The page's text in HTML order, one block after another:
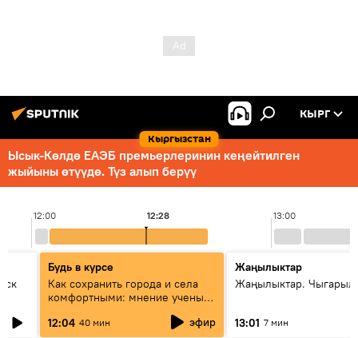
Кыргызстан
КЫРГ
Ысык-Көлдө ЕАЭБ премьерлеринин кеңейтилген
жыйыны өтүүдө. Түз алып берүү
12:00 13:00
12:28
Будь в курсе
Как сохранить города и села
комфортными: мнение ученых
12:04 40 мин эфир
Жаңылыктар
Жаңылыктар.
13:01 7 мин